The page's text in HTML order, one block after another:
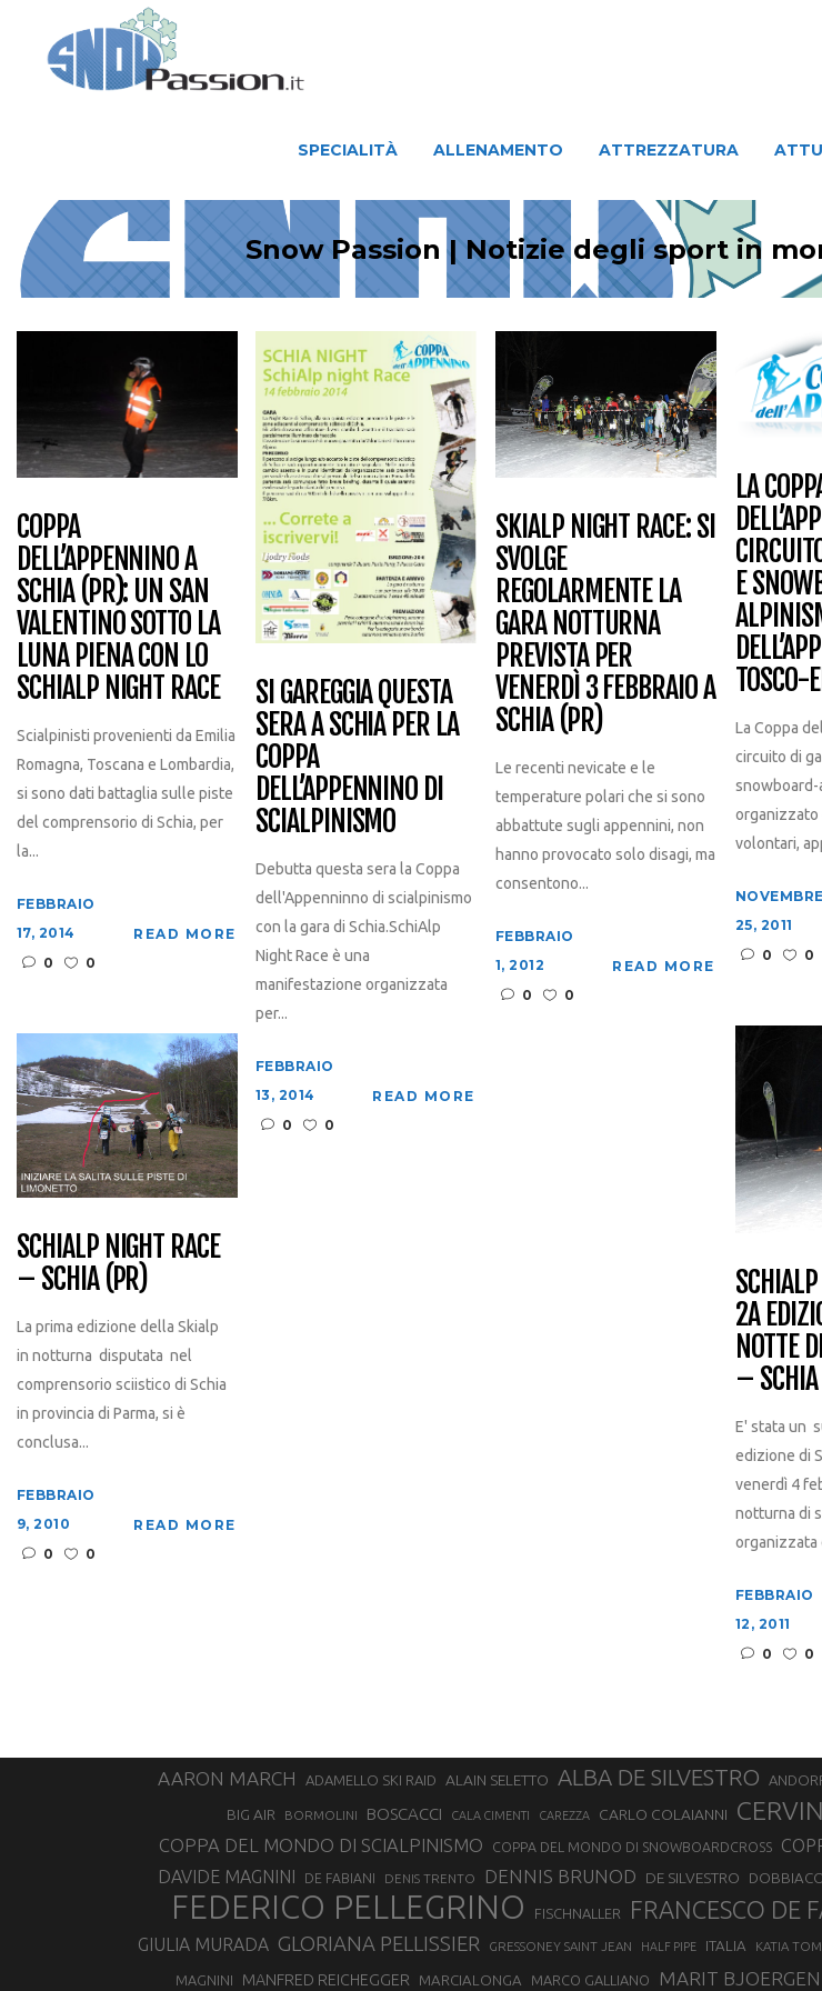
SPECIALITÀ ALLENAMENTO ATTREZZATURA
Snow Passion | Notizie degli sport in
COPPA
DELL’APPENNINO A
SCHIA (PR): UN SAN
VALENTINO SOTTO LA
LUNA PIENA CON LO
SCHIALP NIGHT RACE
Scialpinisti provenienti da Emilia
Romagna, Toscana e Lombardia,
si sono dati battaglia sulle piste
del comprensorio di Schia, per
la...
FEBBRAIO
17, 2014
0
0
READ MORE
SI GAREGGIA QUESTA
SERA A SCHIA PER LA
COPPA
DELL’APPENNINO DI
SCIALPINISMO
Debutta questa sera la Coppa
dell'Appenninno di scialpinismo
con la gara di Schia.SchiAlp
Night Race è una
manifestazione organizzata
per...
FEBBRAIO
13, 2014
0
0
READ MORE
SKIALP NIGHT RACE: SI
SVOLGE
REGOLARMENTE LA
GARA NOTTURNA
PREVISTA PER
VENERDÌ 3 FEBBRAIO A
SCHIA (PR)
Le recenti nevicate e le
temperature polari che si sono
abbattute sugli appennini, non
hanno provocato solo disagi, ma
consentono...
FEBBRAIO
1, 2012
0
0
READ MORE
LA
E
TOSCO-
La Coppa
circuito di
snowboard-
organizzato
volontari,
NOVEMBRE
25, 2011
0
0
2A
NOTTE
–
E' stata un
edizione di
venerdì 4
notturna di
organizzata
FEBBRAIO
12, 2011
0
0
SCHIALP NIGHT RACE
– SCHIA (PR)
La prima edizione della Skialp
in notturna disputata nel
comprensorio sciistico di Schia
in provincia di Parma, si è
conclusa...
FEBBRAIO
9, 2010
0
0
READ MORE
AARON MARCH ADAMELLO SKI RAID ALAIN SELETTO ALBA DE SILVESTRO
BIG AIR
BORMOLINI BOSCACCI CALA CIMENTI CAREZZA CARLO COLAIANNI
COPPA DEL MONDO DI SCIALPINISMO COPPA DEL MONDO DI SNOWBOARDCROSS
DAVIDE MAGNINI DE FABIANI DENIS TRENTO DENNIS BRUNOD DE SILVESTRO
FEDERICO PELLEGRINO FISCHNALLER FRANCESCO DE
GIULIA MURADA GLORIANA PELLISSIER GRESSONEY SAINT JEAN HALF PIPE ITALIA KATIA
MAGNINI MANFRED REICHEGGER MARCIALONGA MARCO GALLIANO MARIT BJOERGEN